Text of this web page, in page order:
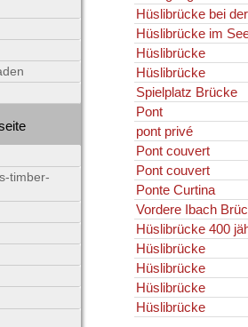
Hüslibrücke bei
Hüslibrücke im
Hüslibrücke
Hüslibrücke
Spielplatz Brücke
Pont
pont privé
Pont couvert
Pont couvert
Ponte Curtina
Vordere Ibach
Hüslibrücke 400
Hüslibrücke
Hüslibrücke
Hüslibrücke
Hüslibrücke
timber-